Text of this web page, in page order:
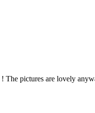
! The pictures are lovely